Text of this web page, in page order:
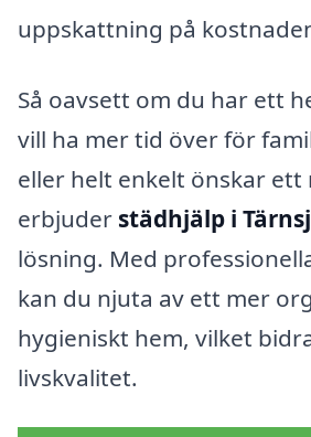
uppskattning på
Så oavsett om du har ett
vill ha mer tid över för
eller helt enkelt önskar ett
erbjuder städhjälp i
lösning. Med
kan du njuta av ett mer
hygieniskt hem, vilket
livskvalitet.